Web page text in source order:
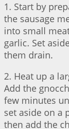
1. Start by
the sausage
into small
garlic. Set
them drain.
2. Heat up a
Add the
few minutes
set aside on a
then add the